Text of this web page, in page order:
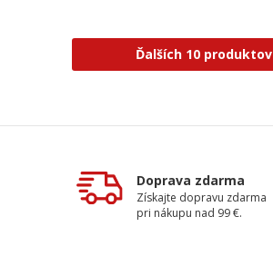
Ďalších 10 produktov
Doprava zdarma
Získajte dopravu zdarma
pri nákupu nad 99 €.